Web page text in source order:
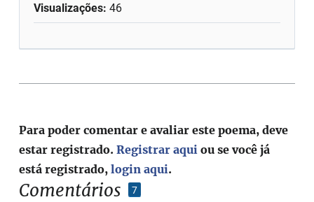
Visualizações: 46
Comentários 7
Para poder comentar e avaliar este poema, deve
estar registrado.Registrar aqui ou se você já
está registrado,login aqui.